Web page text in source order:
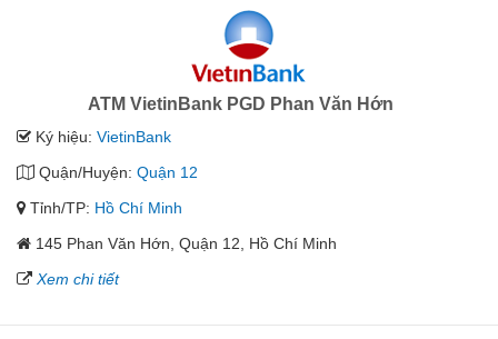
ATM VietinBank PGD Phan Văn Hớn
Ký hiệu: VietinBank
Quận/Huyện: Quận 12
Tỉnh/TP: Hồ Chí Minh
145 Phan Văn Hớn, Quận 12, Hồ Chí Minh
Xem chi tiết